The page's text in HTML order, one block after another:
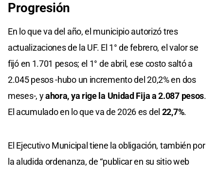
Progresión
En lo que va del año, el municipio autorizó tres
actualizaciones de la UF. El 1° de febrero, el valor se
fijó en 1.701 pesos; el 1° de abril, ese costo saltó a
2.045 pesos -hubo un incremento del 20,2% en dos
meses-, yahora, ya rige la Unidad Fija a 2.087 pesos.
El acumulado en lo que va de 2026 es del 22,7%.
El Ejecutivo Municipal tiene la obligación, también por
la aludida ordenanza, de “publicar en su sitio web